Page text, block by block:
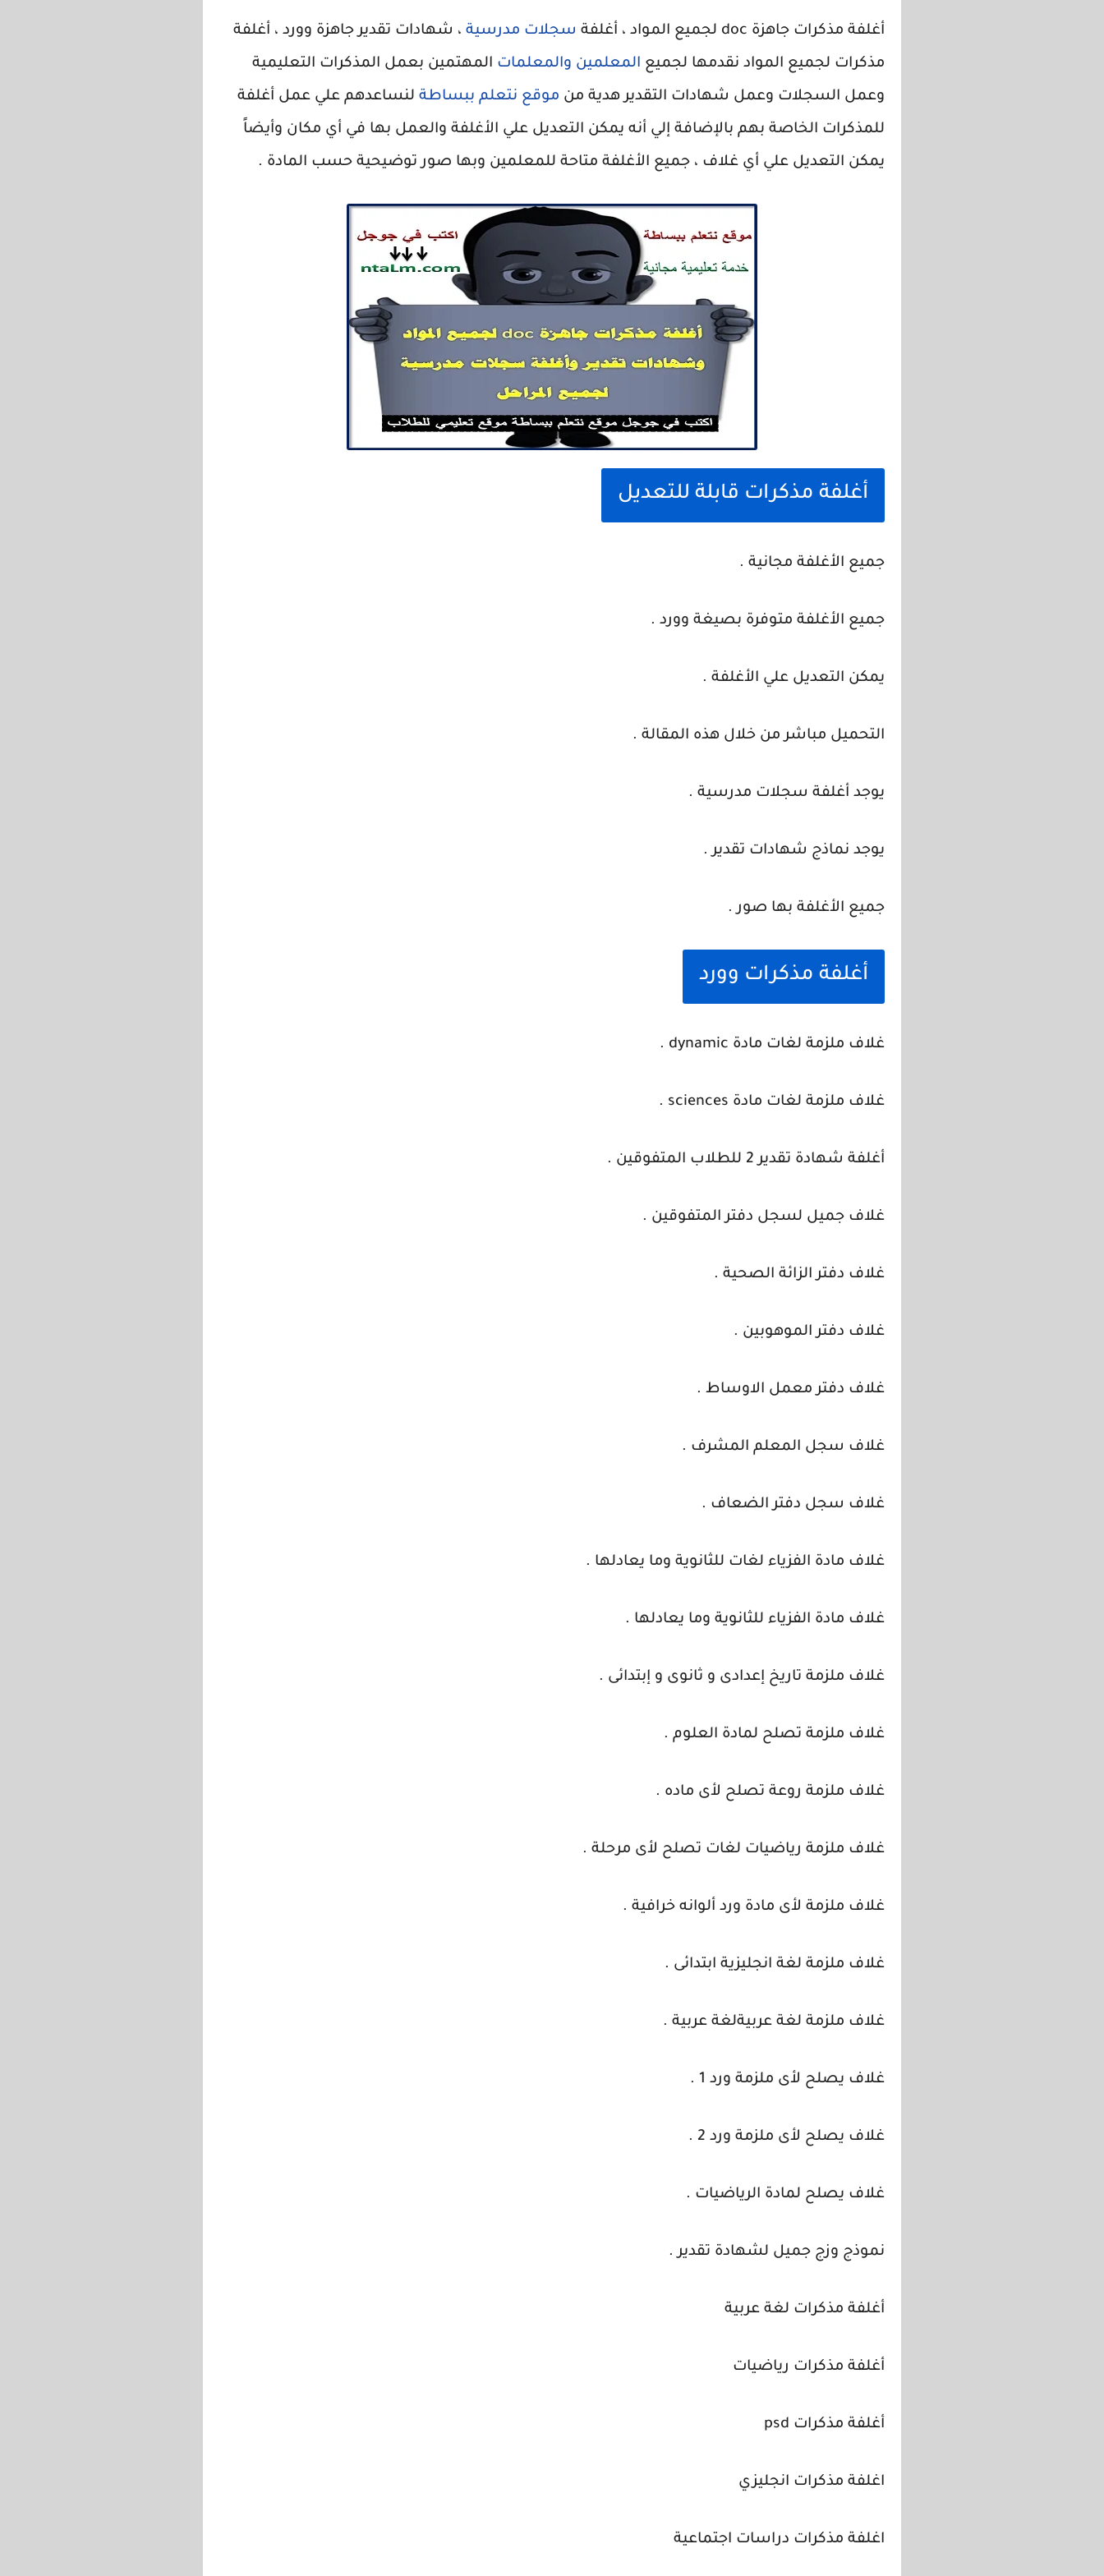
أغلفة مذكرات جاهزة doc لجميع المواد ، أغلفة سجلات مدرسية ، شهادات تقدير جاهزة وورد ، أغلفة
مذكرات لجميع المواد نقدمها لجميع المعلمين والمعلمات المهتمين بعمل المذكرات التعليمية
وعمل السجلات وعمل شهادات التقدير هدية من موقع نتعلم ببساطة لنساعدهم علي عمل أغلفة
للمذكرات الخاصة بهم بالإضافة إلي أنه يمكن التعديل علي الأغلفة والعمل بها في أي مكان وأيضاً
يمكن التعديل علي أي غلاف ، جميع الأغلفة متاحة للمعلمين وبها صور توضيحية حسب المادة .
أغلفة مذكرات قابلة للتعديل
جميع الأغلفة مجانية .
جميع الأغلفة متوفرة بصيغة وورد .
يمكن التعديل علي الأغلفة .
التحميل مباشر من خلال هذه المقالة .
يوجد أغلفة سجلات مدرسية .
يوجد نماذج شهادات تقدير .
جميع الأغلفة بها صور .
أغلفة مذكرات وورد
غلاف ملزمة لغات مادة dynamic .
غلاف ملزمة لغات مادة sciences .
أغلفة شهادة تقدير 2 للطلاب المتفوقين .
غلاف جميل لسجل دفتر المتفوقين .
غلاف دفتر الزائة الصحية .
غلاف دفتر الموهوبين .
غلاف دفتر معمل الاوساط .
غلاف سجل المعلم المشرف .
غلاف سجل دفتر الضعاف .
غلاف مادة الفزياء لغات للثانوية وما يعادلها .
غلاف مادة الفزياء للثانوية وما يعادلها .
غلاف ملزمة تاريخ إعدادى و ثانوى و إبتدائى .
غلاف ملزمة تصلح لمادة العلوم .
غلاف ملزمة روعة تصلح لأى ماده .
غلاف ملزمة رياضيات لغات تصلح لأى مرحلة .
غلاف ملزمة لأى مادة ورد ألوانه خرافية .
غلاف ملزمة لغة انجليزية ابتدائى .
غلاف ملزمة لغة عربيةلغة عربية .
غلاف يصلح لأى ملزمة ورد 1 .
غلاف يصلح لأى ملزمة ورد 2 .
غلاف يصلح لمادة الرياضيات .
نموذج وزج جميل لشهادة تقدير .
أغلفة مذكرات لغة عربية
أغلفة مذكرات رياضيات
أغلفة مذكرات psd
اغلفة مذكرات انجليزي
اغلفة مذكرات دراسات اجتماعية